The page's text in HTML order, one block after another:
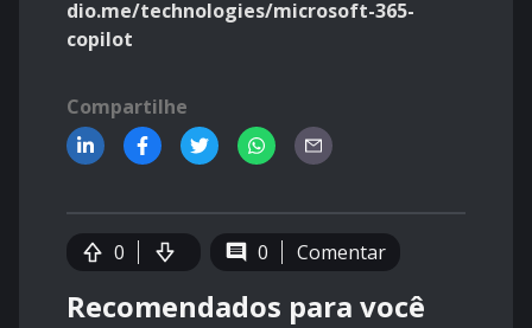
dio.me/technologies/microsoft-365-
copilot
Compartilhe
0 0 Comentar
Recomendados para você